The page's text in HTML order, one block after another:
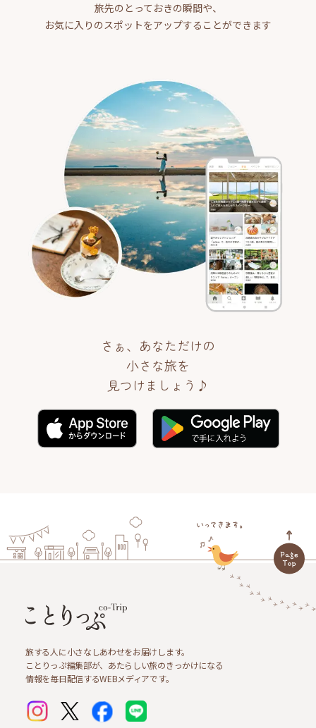
旅先のとっておきの瞬間や、
お気に入りのスポットをアップすることができます
さぁ、あなただけの
小さな旅を
見つけましょう♪
旅する人に小さなしあわせをお届けします。
ことりっぷ編集部が、あたらしい旅のきっかけになる
情報を毎日配信するWEBメディアです。